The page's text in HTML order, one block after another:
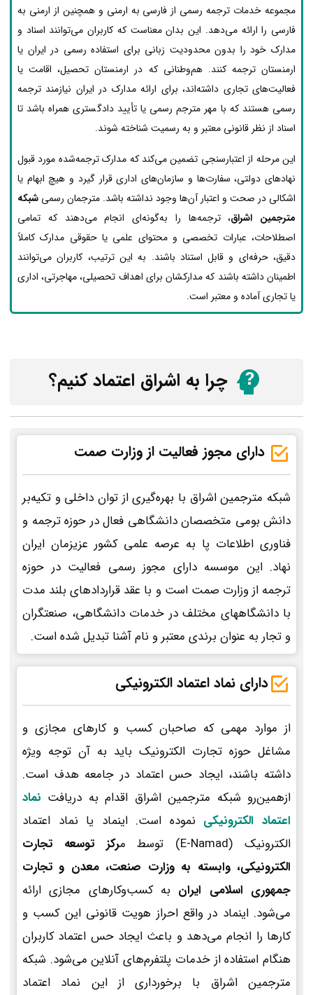
مجموعه خدمات ترجمه رسمی از فارسی به ارمنی و همچنین از ارمنی به
فارسی را ارائه می‌دهد. این بدان معناست که کاربران می‌توانند اسناد و
مدارک خود را بدون محدودیت زبانی برای استفاده رسمی در ایران یا
ارمنستان ترجمه کنند. هم‌وطنانی که در ارمنستان تحصیل، اقامت یا
فعالیت‌های تجاری داشته‌اند، برای ارائه مدارک در ایران نیازمند ترجمه
رسمی هستند که با مهر مترجم رسمی یا تأیید دادگستری همراه باشد تا
اسناد از نظر قانونی معتبر و به رسمیت شناخته شوند.
این مرحله از اعتبارسنجی تضمین می‌کند که مدارک ترجمه‌شده مورد قبول
نهادهای دولتی، سفارت‌ها و سازمان‌های اداری قرار گیرد و هیچ ابهام یا
اشکالی در صحت و اعتبار آن‌ها وجود نداشته باشد. مترجمان رسمی شبکه
مترجمین اشراق، ترجمه‌ها را به‌گونه‌ای انجام می‌دهند که تمامی
اصطلاحات، عبارات تخصصی و محتوای علمی یا حقوقی مدارک کاملاً
دقیق، حرفه‌ای و قابل استناد باشند. به این ترتیب، کاربران می‌توانند
اطمینان داشته باشند که مدارکشان برای اهداف تحصیلی، مهاجرتی، اداری
یا تجاری آماده و معتبر است.
چرا به اشراق اعتماد کنیم؟
دارای مجوز فعالیت از وزارت صمت
شبکه مترجمین اشراق با بهره‌گیری از توان داخلی و تکیه‌بر
دانش بومی متخصصان دانشگاهی فعال در حوزه ترجمه و
فناوری اطلاعات پا به عرصه علمی کشور عزیزمان ایران
نهاد. این موسسه دارای مجوز رسمی فعالیت در حوزه
ترجمه از وزارت صمت است و با عقد قراردادهای بلند مدت
با دانشگاههای مختلف در خدمات دانشگاهی، صنعتگران
و تجار به عنوان برندی معتبر و نام آشنا تبدیل شده است.
دارای نماد اعتماد الکترونیکی
از موارد مهمی که صاحبان کسب و کارهای مجازی و
مشاغل حوزه تجارت الکترونیک باید به آن توجه ویژه
داشته باشند، ایجاد حس اعتماد در جامعه هدف است.
ازهمین‌رو شبکه مترجمین اشراق اقدام به دریافت نماد
اعتماد الکترونیکی نموده است. اینماد یا نماد اعتماد
الکترونیک (E-Namad) توسط م
رکز توسعه تجارت
الکترونیکی، وابسته به وزارت صنعت، معدن و تجارت
جمهوری اسلامی ایران به کسب‌وکارهای مجازی ارائه
می‌شود. اینماد در واقع احراز هویت قانونی این کسب و
کارها را انجام می‌دهد و باعث ایجاد حس اعتماد کاربران
هنگام استفاده از خدمات پلتفرم‌های آنلاین می‌شود. شبکه
مترجمین اشراق با برخورداری از این نماد اعتماد